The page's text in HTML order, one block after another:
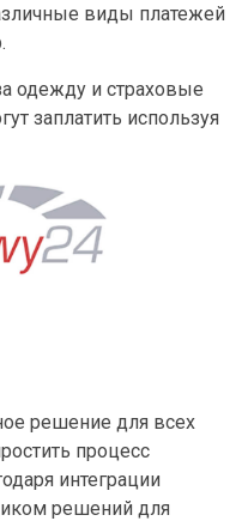
виды платежей
одежду и страховые
заплатить используя
решение для всех
процесс
интеграции
решений для